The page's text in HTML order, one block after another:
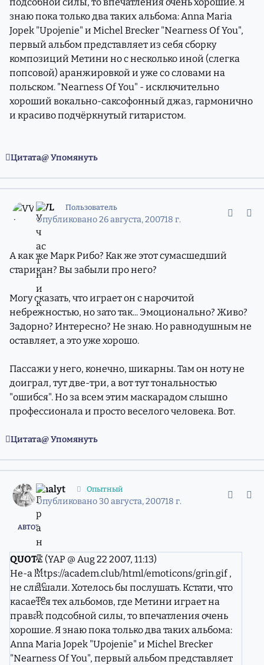
знаю пока только два таких альбома: Anna Maria
Jopek "Upojenie" и Michel Brecker "Nearness Of You",
первый альбом представляет из себя сборку
композиций Метини но с несколько иной (слегка
попсовой) аранжировкой и уже со словами на
польском. "Nearness Of You" - исключительно
хороший вокально-саксофонный джаз, гармонично
и красиво подчёркнутый гитаристом.
Цитата Упомянуть
VVL Пользователь
Опубликовано26 августа, 200718 г.
А как же Марк Рибо? Как же этот сумасшедший
старикан? Вы забыли про него?
Могу сказать, что играет он с нарочитой
небрежностью, но зато так... Эмоционально? Живо?
Задорно? Интересно? Не знаю. Но равнодушным не
оставляет, а это уже хорошо.
Пассажи у него, конечно, шикарны. Там он ноту не
доиграл, тут две-три, а вот тут тональностью
"ошибся". Но за всем этим маскарадом слышно
профессионала и просто веселого человека. Вот.
Цитата Упомянуть
Analyt Опытный
Опубликовано30 августа, 200718 г.
АВТОР
QUOTE (YAP @ Aug 22 2007, 11:13)
Не-аhttps://academ.club/html/emoticons/grin.gif,
не слышали. Хотелось бы послушать. Кстати, что
касается тех альбомов, где Метини играет на
правах подсобной силы, то впечатления очень
хорошие. Я знаю пока только два таких альбома:
Anna Maria Jopek "Upojenie" и Michel Brecker
"Nearness Of You", первый альбом представляет